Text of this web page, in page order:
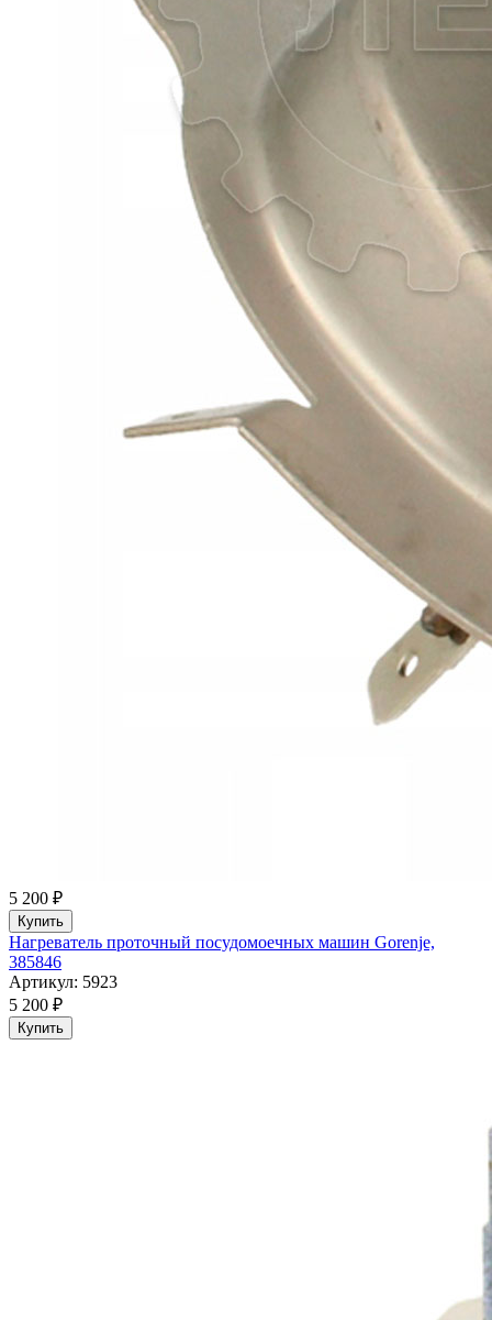
5 200 ₽
Купить
Нагреватель проточный посудомоечных машин Gorenje,
385846
Артикул: 5923
5 200 ₽
Купить